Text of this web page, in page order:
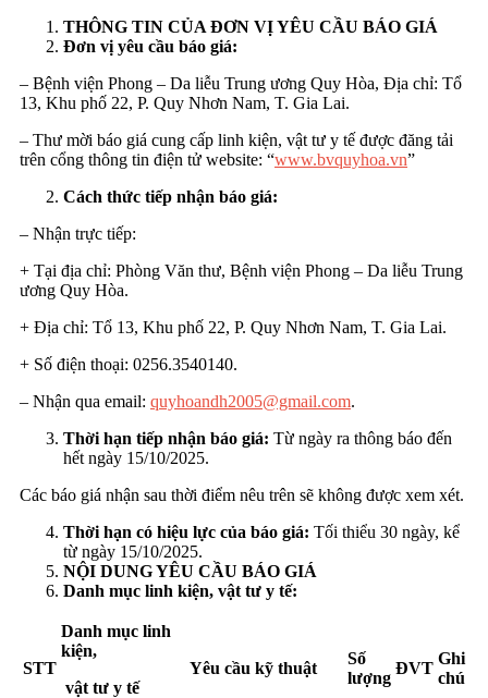
THÔNG TIN CỦA ĐƠN VỊ YÊU CẦU BÁO GIÁ
Đơn vị yêu cầu báo giá:
– Bệnh viện Phong – Da liễu Trung ương Quy Hòa, Địa chỉ: Tổ
13, Khu phố 22, P. Quy Nhơn Nam, T. Gia Lai.
– Thư mời báo giá cung cấp linh kiện, vật tư y tế được đăng tải
trên cổng thông tin điện tử website: “www.bvquyhoa.vn”
Cách thức tiếp nhận báo giá:
– Nhận trực tiếp:
+ Tại địa chỉ: Phòng Văn thư, Bệnh viện Phong – Da liễu Trung
ương Quy Hòa.
+ Địa chỉ: Tổ 13, Khu phố 22, P. Quy Nhơn Nam, T. Gia Lai.
+ Số điện thoại: 0256.3540140.
– Nhận qua email: quyhoandh2005@gmail.com.
Thời hạn tiếp nhận báo giá: Từ ngày ra thông báo đến
hết ngày 15/10/2025.
Các báo giá nhận sau thời điểm nêu trên sẽ không được xem xét.
Thời hạn có hiệu lực của báo giá: Tối thiểu 30 ngày, kể
từ ngày 15/10/2025.
NỘI DUNG YÊU CẦU BÁO GIÁ
Danh mục linh kiện, vật tư y tế:
STT
Danh mục linh
kiện,
vật tư y tế
Yêu cầu kỹ thuật
Số
lượng
ĐVT
Ghi
chú